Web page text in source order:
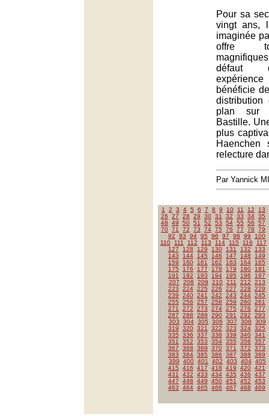
Pour sa
vingt ans,
imaginée
offre
défaut
bénéficie
distribution
plan sur
Bastille.
plus
Haenchen
relecture
Par Yannick
1 2 3 4 5 6 7 8 9 10 11 12
13
26
27 28 29 30 31 32 33 34 35
48
49 50 51 52 53 54 55 56
57
70 71 72 73 74 75 76 77 78
79
92
93 94 95 96 97 98 99
100
110
111 112 113 114 115 116
117
127
128 129 130 131 132
133
143
144 145 146 147 148
149
159
160 161 162 163 164
165
175
176 177 178 179 180
181
191
192 193 194 195 196
197
207
208 209 210 211 212
213
223
224 225 226 227 228
229
239
240 241 242 243 244 245
255
256 257 258 259 260 261
271
272 273 274 275 276
277
287
288 289 290 291 292
293
303
304 305 306 307 308
309
319
320 321 322 323 324 325
335
336 337 338 339 340 341
351
352 353 354 355 356
357
367
368 369 370 371 372
373
383
384 385 386 387 388
389
399
400 401 402 403 404 405
415
416 417 418 419 420 421
431
432 433 434 435 436
437
447
448 449 450 451 452
453
463
464 465 466 467 468 469